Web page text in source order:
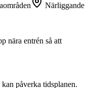
Närliggande
nära entrén så att
påverka tidsplanen.